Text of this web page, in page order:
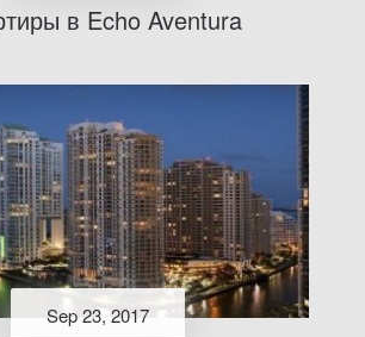
в Echo Aventura
Sep 23, 2017